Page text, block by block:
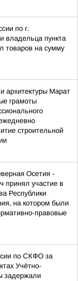
по г.
владельца пункта
товаров на сумму
архитектуры Марат
грамоты
строительной
Осетия -
принял участие в
Республики
на котором были
правовые
по СКФО за
Учётно-
задержали